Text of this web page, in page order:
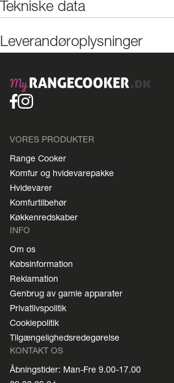
Tekniske data
Leverandøroplysninger
VORES PRODUKTER
Range Cooker
Komfur og hvidevarepakke
Hvidevarer
Komfurtilbehør
Køkkenredskaber
INFO
Om os
Købsinformation
Reklamation
Genbrug av gamle apparater
Privatlivspolitik
Cookiepolitik
Tilgængelighedsredegørelse
KONTAKT OS
Åbningstider: Man-Fre 9.00-17.00